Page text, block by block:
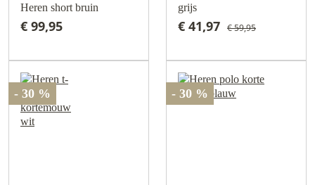
Heren short bruin
€ 99,95
grijs
€ 41,97 € 59,95
- 30 % - 30 %